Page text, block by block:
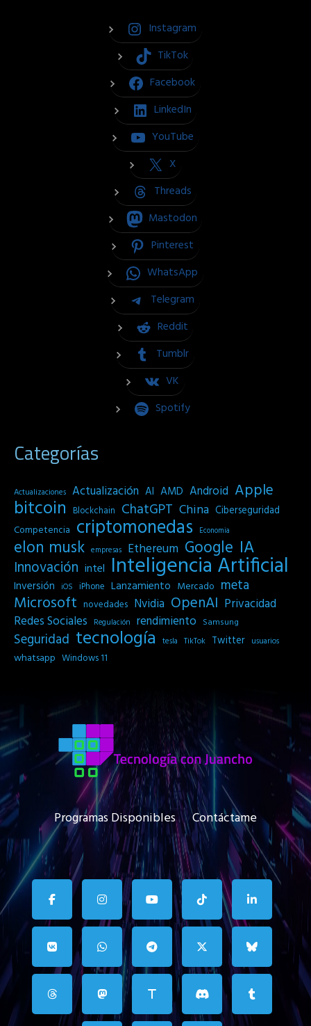
Instagram
TikTok
Facebook
LinkedIn
YouTube
X
Threads
Mastodon
Pinterest
WhatsApp
Telegram
Reddit
Tumblr
VK
Spotify
Categorías
Actualizaciones Actualización AI AMD Android Apple
bitcoin Blockchain ChatGPT China Ciberseguridad
Competencia criptomonedas Economia
elon musk empresas Ethereum Google IA
Innovación intel Inteligencia Artificial
Inversión iOS iPhone Lanzamiento Mercado meta
Microsoft novedades Nvidia OpenAI Privacidad
Redes Sociales
Regulación rendimiento Samsung
Seguridad tecnología tesla TikTok Twitter usuarios
whatsapp Windows 11
Programas Disponibles Contáctame